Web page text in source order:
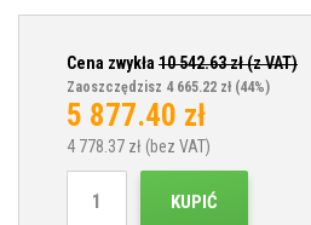
Cena zwykła 10 542.63zł (z VAT)
Zaoszczędzisz 4 665.22 zł (44%)
5 877.40 zł
4 778.37 zł (bez VAT)
KUPIĆ